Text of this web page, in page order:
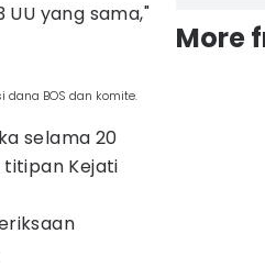
yang sama,"
BOS dan komite.
selama 20
titipan Kejati
More